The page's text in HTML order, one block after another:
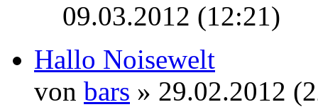
09.03.2012 (12:21)
Hallo Noisewelt
von bars » 29.02.2012